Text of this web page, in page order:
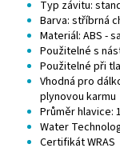
Typ závitu:
Barva: stříbrná
Materiál: ABS -
Použitelné s
Použitelné při
Vhodná pro
plynovou karmu
Průměr hlavice:
Water
Certifikát WRAS